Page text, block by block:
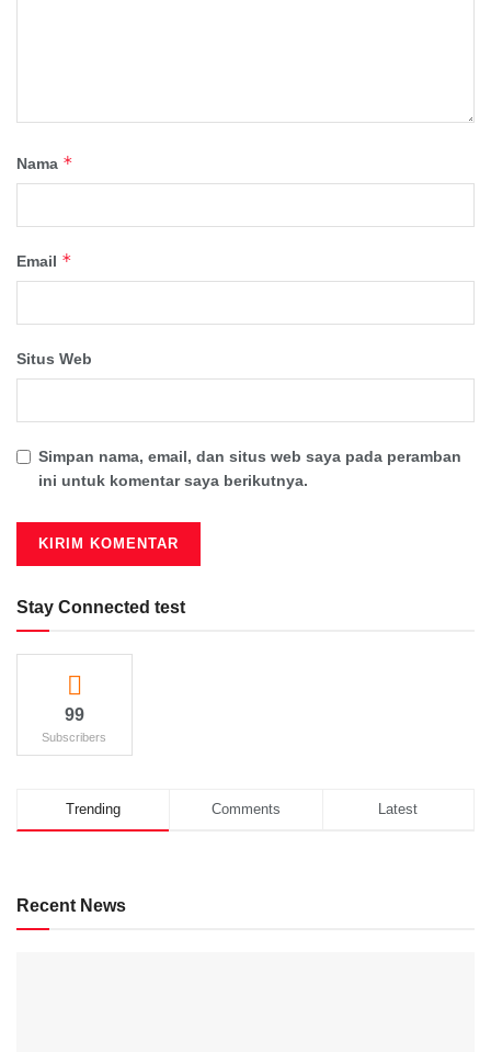
Nama *
Email *
Situs Web
Simpan nama, email, dan situs web saya pada peramban
ini untuk komentar saya berikutnya.
Stay Connected test
99
Subscribers
Trending Comments Latest
Recent News